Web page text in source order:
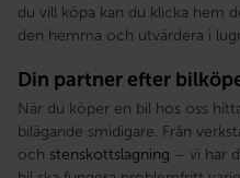
du vill köpa kan du klicka hem
den hemma och utvärdera i
Din partner efter
När du köper en bil hos oss
bilägande smidigare. Från
och stenskottslagning – vi har